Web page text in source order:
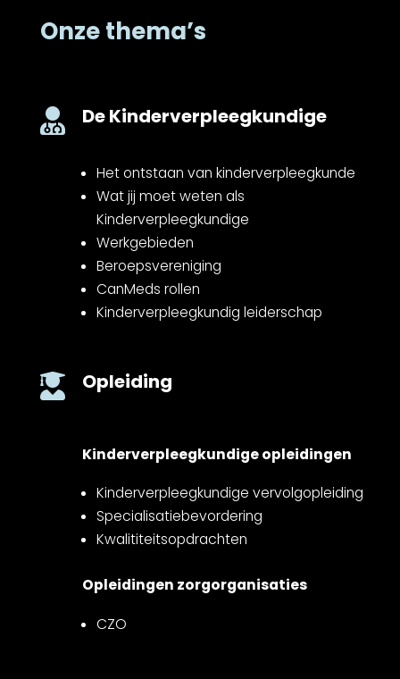
Onze thema’s
 De Kinderverpleegkundige
Het ontstaan van kinderverpleegkunde
Wat jij moet weten als
Kinderverpleegkundige
Werkgebieden
Beroepsvereniging
CanMeds rollen
Kinderverpleegkundig leiderschap
 Opleiding
Kinderverpleegkundige opleidingen
Kinderverpleegkundige vervolgopleiding
Specialisatiebevordering
Kwalititeitsopdrachten
Opleidingen zorgorganisaties
CZO